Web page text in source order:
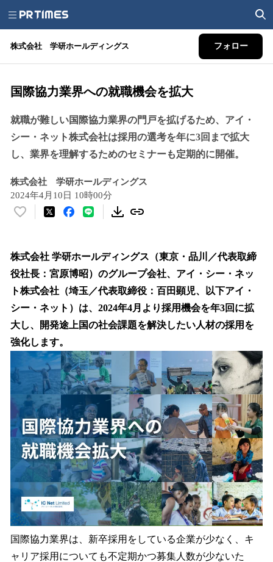
株式会社 学研ホールディングス フォロー
国際協力業界への就職機会を拡大
就職が難しい国際協力業界の門戸を拡げるため、アイ・
シー・ネット株式会社は採用の選考を年に3回まで拡大
し、業界を理解するためのセミナーも定期的に開催。
株式会社 学研ホールディングス
2024年4月10日 10時00分
い
！
数
を
読
み
込
み
中
で
す
株式会社 学研ホールディングス（東京・品川／代表取締
役社長：宮原博昭）のグループ会社、アイ・シー・ネッ
ト株式会社（埼玉／代表取締役：百田顕児、以下アイ・
シー・ネット）は、2024年4月より採用機会を年3回に拡
大し、開発途上国の社会課題を解決したい人材の採用を
強化します。
国際協力業界は、新卒採用をしている企業が少なく、キ
ャリア採用についても不定期かつ募集人数が少ないた